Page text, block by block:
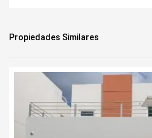
Propiedades Similares